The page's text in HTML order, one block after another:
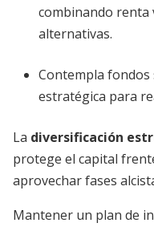
combinando renta
alternativas.
Contempla fondos
estratégica para
La diversificación
protege el capital
aprovechar fases
Mantener un plan de